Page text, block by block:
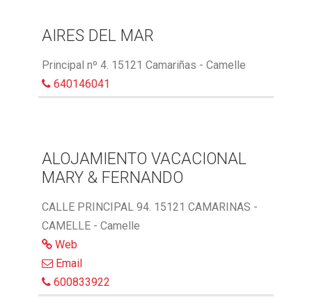
AIRES DEL MAR
Principal nº 4. 15121 Camariñas - Camelle
640146041
ALOJAMIENTO VACACIONAL
MARY & FERNANDO
CALLE PRINCIPAL 94. 15121 CAMARINAS -
CAMELLE - Camelle
Web
Email
600833922